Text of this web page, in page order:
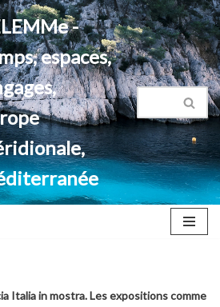
-
espaces,
Italia in mostra. Les expositions comme